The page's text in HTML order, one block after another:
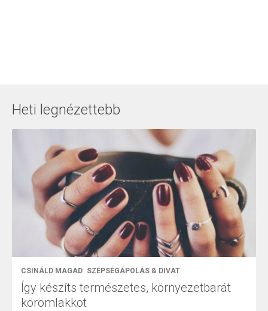
Heti legnézettebb
CSINÁLD MAGAD SZÉPSÉGÁPOLÁS & DIVAT
Így készíts természetes, környezetbarát
körömlakkot